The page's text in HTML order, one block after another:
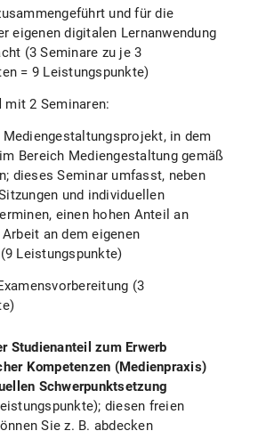
und für die
eigenen digitalen Lernanwendung
(3 Seminare zu je 3
= 9 Leistungspunkte)
mit 2 Seminaren:
Mediengestaltungsprojekt, in dem
Bereich Mediengestaltung gemäß
dieses Seminar umfasst, neben
und individuellen
einen hohen Anteil an
an dem eigenen
Leistungspunkte)
(3
Studienanteil zum Erwerb
Kompetenzen (Medienpraxis)
Schwerpunktsetzung
diesen freien
Sie z. B. abdecken